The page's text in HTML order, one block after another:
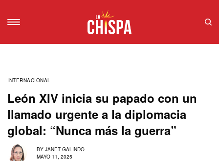
INTERNACIONAL
León XIV inicia su papado con un
llamado urgente a la diplomacia
global: “Nunca más la guerra”
BY JANET GALINDO
MAYO 11, 2025